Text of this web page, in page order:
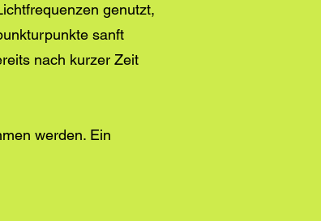
genutzt,
sanft
nach kurzer Zeit
werden. Ein